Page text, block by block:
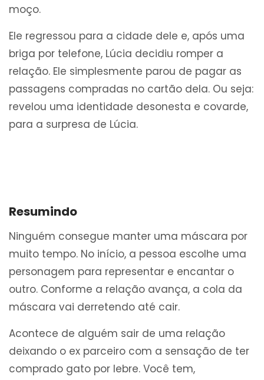
moço.
Ele regressou para a cidade dele e, após uma
briga por telefone, Lúcia decidiu romper a
relação. Ele simplesmente parou de pagar as
passagens compradas no cartão dela. Ou seja:
revelou uma identidade desonesta e covarde,
para a surpresa de Lúcia.
Resumindo
Ninguém consegue manter uma máscara por
muito tempo. No início, a pessoa escolhe uma
personagem para representar e encantar o
outro. Conforme a relação avança, a cola da
máscara vai derretendo até cair.
Acontece de alguém sair de uma relação
deixando o ex parceiro com a sensação de ter
comprado gato por lebre. Você tem,